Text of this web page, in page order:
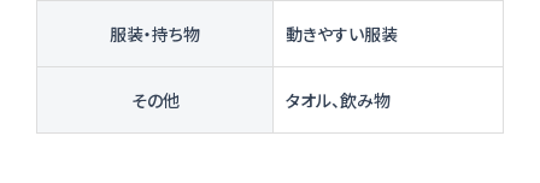
服装・持ち物 動きやすい服装
その他 タオル、飲み物